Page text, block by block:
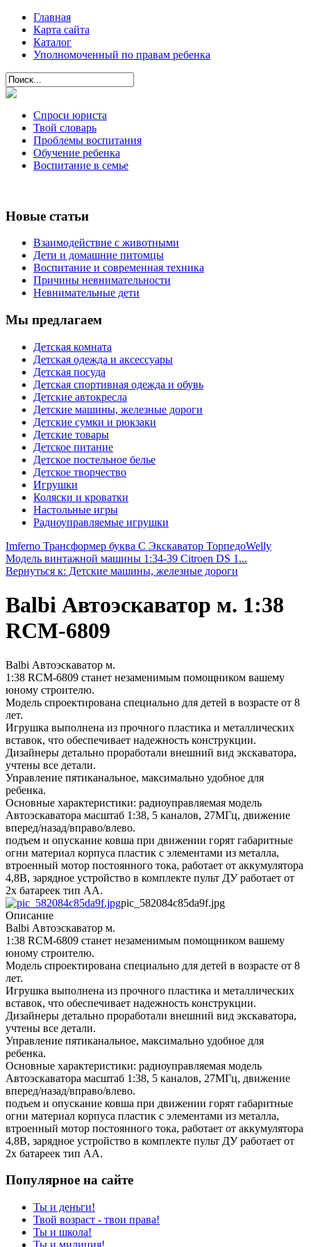
Главная
Карта сайта
Каталог
Уполномоченный по правам ребенка
Спроси юриста
Твой словарь
Проблемы воспитания
Обучение ребенка
Воспитание в семье
Новые статьи
Взаимодействие с животными
Дети и домашние питомцы
Воспитание и современная техника
Причины невнимательности
Невнимательные дети
Мы предлагаем
Детская комната
Детская одежда и аксессуары
Детская посуда
Детская спортивная одежда и обувь
Детские автокресла
Детские машины, железные дороги
Детские сумки и рюкзаки
Детские товары
Детское питание
Детское постельное белье
Детское творчество
Игрушки
Коляски и кроватки
Настольные игры
Радиоуправляемые игрушки
Imferno Трансформер буква С Экскаватор ТорпедоWelly
Модель винтажной машины 1:34-39 Citroen DS 1...
Вернуться к: Детские машины, железные дороги
Balbi Автоэскаватор м. 1:38
RCM-6809
Balbi Автоэскаватор м.
1:38 RCM-6809 станет незаменимым помощником вашему
юному строителю.
Модель спроектирована специально для детей в возрасте от 8
лет.
Игрушка выполнена из прочного пластика и металлических
вставок, что обеспечивает надежность конструкции.
Дизайнеры детально проработали внешний вид экскаватора,
учтены все детали.
Управление пятиканальное, максимально удобное для
ребенка.
Основные характеристики: радиоуправляемая модель
Автоэскаватора масштаб 1:38, 5 каналов, 27МГц, движение
вперед/назад/вправо/влево.
подъем и опускание ковша при движении горят габаритные
огни материал корпуса пластик с элементами из металла,
втроенный мотор постоянного тока, работает от аккумулятора
4,8В, зарядное устройство в комплекте пульт ДУ работает от
2х батареек тип АА.
pic_582084c85da9f.jpg
Описание
Balbi Автоэскаватор м.
1:38 RCM-6809 станет незаменимым помощником вашему
юному строителю.
Модель спроектирована специально для детей в возрасте от 8
лет.
Игрушка выполнена из прочного пластика и металлических
вставок, что обеспечивает надежность конструкции.
Дизайнеры детально проработали внешний вид экскаватора,
учтены все детали.
Управление пятиканальное, максимально удобное для
ребенка.
Основные характеристики: радиоуправляемая модель
Автоэскаватора масштаб 1:38, 5 каналов, 27МГц, движение
вперед/назад/вправо/влево.
подъем и опускание ковша при движении горят габаритные
огни материал корпуса пластик с элементами из металла,
втроенный мотор постоянного тока, работает от аккумулятора
4,8В, зарядное устройство в комплекте пульт ДУ работает от
2х батареек тип АА.
Популярное на сайте
Ты и деньги!
Твой возраст - твои права!
Ты и школа!